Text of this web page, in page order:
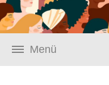
Menü